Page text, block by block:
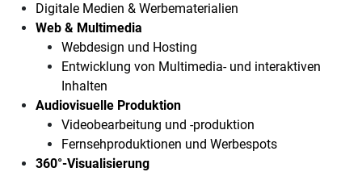
Digitale Medien & Werbematerialien
Web & Multimedia
Webdesign und Hosting
Entwicklung von Multimedia- und interaktiven
Inhalten
Audiovisuelle Produktion
Videobearbeitung und -produktion
Fernsehproduktionen und Werbespots
360°-Visualisierung